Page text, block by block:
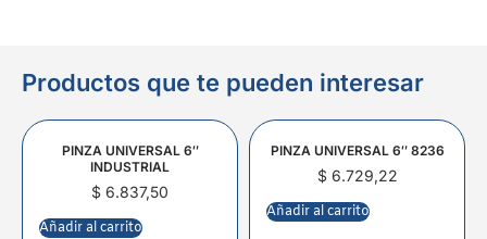
Productos que te pueden interesar
PINZA UNIVERSAL 6″
INDUSTRIAL
$ 6.837,50
Añadir al carrito
PINZA UNIVERSAL 6″ 8236
$6.729,22
Añadir al carrito